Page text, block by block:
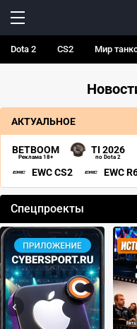
Dota 2 CS2 Мир
АКТУАЛЬНОЕ
BETBOOM
Реклама 18+
TI 2026
по Dota 2
EWC CS2 EWC
Спецпроекты
‹